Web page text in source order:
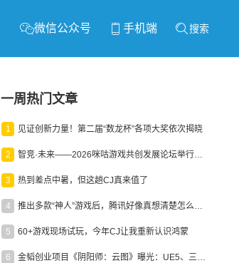
微信公众号 手机端 搜索
一周热门文章
1 见证创新力量！第二届“数龙杯”各项大奖依次揭晓
2 智竞·未来——2026咪咕游戏共创发展论坛举行：聚力精品内容、AI创作与电竞生态，共建高品质益智健康游戏社区
3 热到差点中暑，但这趟CJ真来值了
4 推出多款“神人”游戏后，腾讯好像真想清楚怎么做二次元了
5 60+游戏现场试玩，今年CJ让我重新认识鸿蒙
6 金韬创业项目《阴阳师：云图》曝光：UE5、三端互通、ARPG